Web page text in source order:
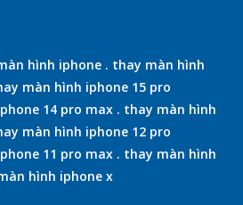
hình iphone . thay màn hình
màn hình iphone 15 pro
14 pro max . thay màn hình
màn hình iphone 12 pro
11 pro max . thay màn hình
hình iphone x